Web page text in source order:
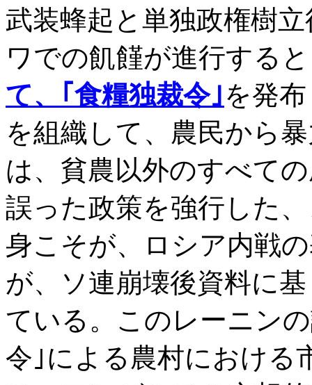
武装蜂起と単独政権樹
ワでの飢饉が進行する
て、｢食糧独裁令｣を発
を組織して、農民から
は、貧農以外のすべて
誤った政策を強行した
身こそが、ロシア内戦
が、ソ連崩壊後資料に
ている。このレーニン
令｣による農村における